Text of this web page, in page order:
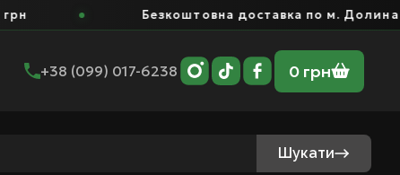
Безкоштовна доставка по м. Долина від
+38 (099) 017-6238 0 грн
Шукати